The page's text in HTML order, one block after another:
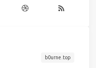
b0urne.top